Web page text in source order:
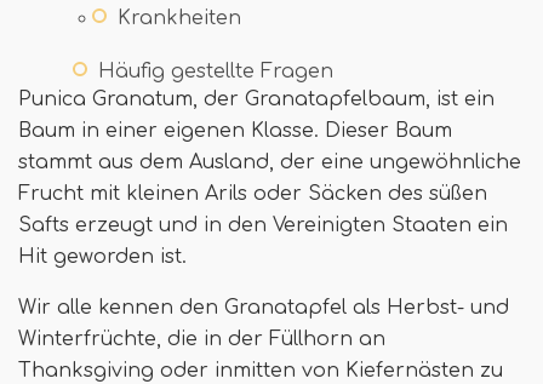
Krankheiten
Häufig gestellte Fragen
Punica Granatum, der Granatapfelbaum, ist ein
Baum in einer eigenen Klasse. Dieser Baum
stammt aus dem Ausland, der eine ungewöhnliche
Frucht mit kleinen Arils oder Säcken des süßen
Safts erzeugt und in den Vereinigten Staaten ein
Hit geworden ist.
Wir alle kennen den Granatapfel als Herbst- und
Winterfrüchte, die in der Füllhorn an
Thanksgiving oder inmitten von Kiefernästen zu